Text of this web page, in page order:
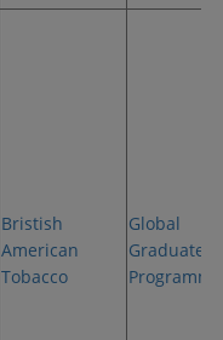
Bristish
American
Tobacco
Global
Graduate
Programme